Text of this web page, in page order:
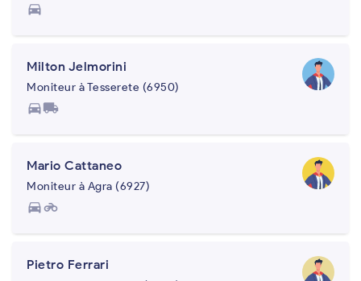
directions_car
Milton Jelmorini
Moniteur à Tesserete (6950)
directions_carlocal_shipping
Mario Cattaneo
Moniteur à Agra (6927)
directions_carmotorcycle
Pietro Ferrari